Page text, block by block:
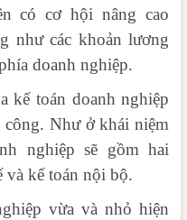
có cơ hội nâng cao
như các khoản lương
doanh nghiệp.
kế toán doanh nghiệp
công. Như ở khái niệm
nghiệp sẽ gồm hai
và kế toán nội bộ.
vừa và nhỏ hiện